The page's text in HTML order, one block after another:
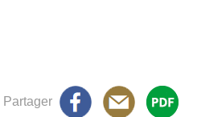
Partager